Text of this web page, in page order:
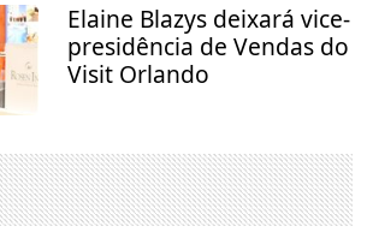
Elaine Blazys deixará vice-
presidência de Vendas do
Visit Orlando